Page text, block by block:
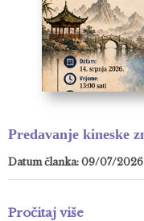
Predavanje kineske
Datum članka: 09/07/2026
Pročitaj više